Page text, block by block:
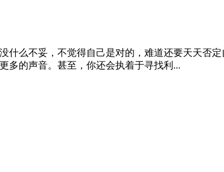
么不妥，不觉得自己是对的，难道还要天天否
多的声音。甚至，你还会执着于寻找利...